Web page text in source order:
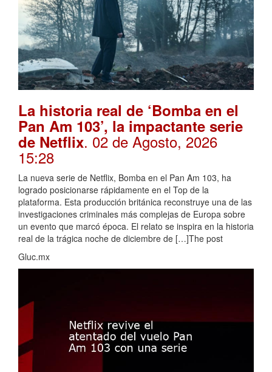
La historia real de ‘Bomba en el
Pan Am 103’, la impactante serie
de Netflix. 02 de Agosto, 2026
15:28
La nueva serie de Netflix, Bomba en el Pan Am 103, ha
logrado posicionarse rápidamente en el Top de la
plataforma. Esta producción británica reconstruye una de las
investigaciones criminales más complejas de Europa sobre
un evento que marcó época. El relato se inspira en la historia
real de la trágica noche de diciembre de […]The post
Gluc.mx